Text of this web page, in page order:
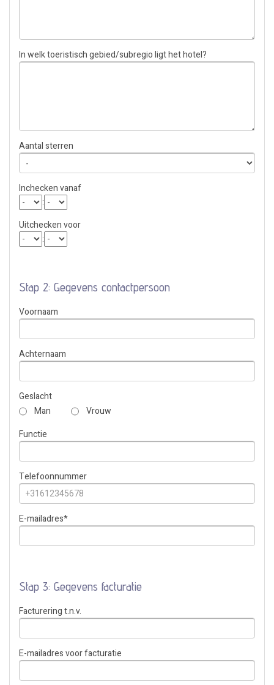
In welk toeristisch gebied/subregio ligt het hotel?
Aantal sterren
Inchecken vanaf
:
Uitchecken voor
:
Stap 2: Gegevens contactpersoon
Voornaam
Achternaam
Geslacht
Man
Vrouw
Functie
Telefoonnummer
E-mailadres*
Stap 3: Gegevens facturatie
Facturering t.n.v.
E-mailadres voor facturatie